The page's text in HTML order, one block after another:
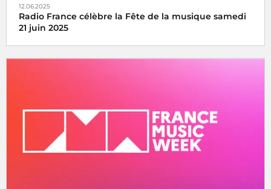
12.06.2025
Radio France célèbre la Fête de la musique samedi
21 juin 2025